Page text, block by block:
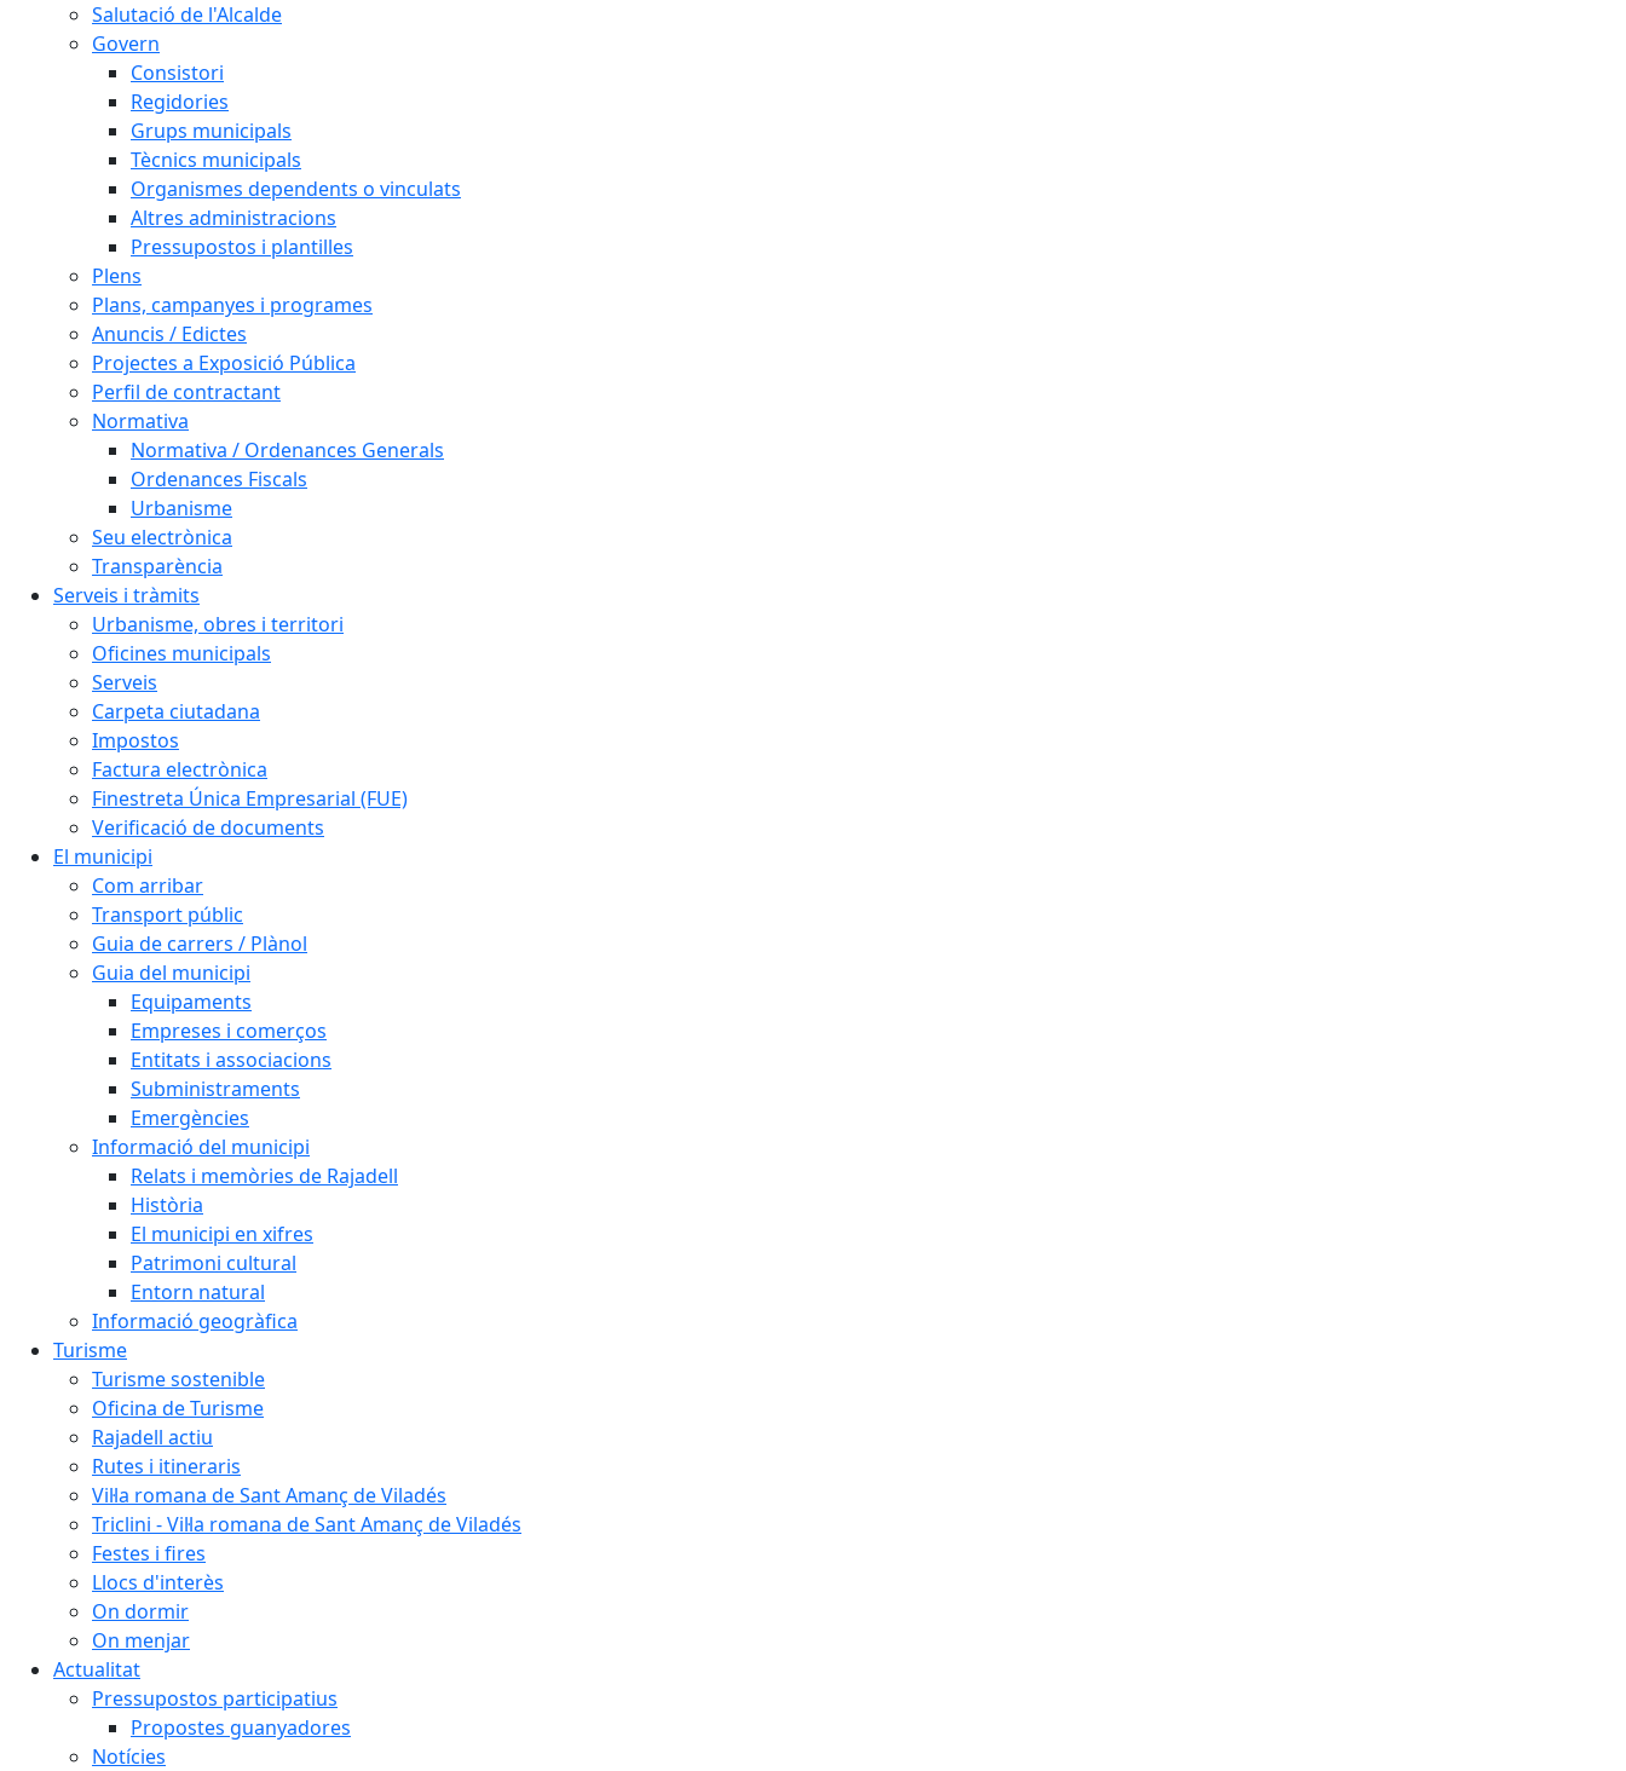
Salutació de l'Alcalde
Govern
Consistori
Regidories
Grups municipals
Tècnics municipals
Organismes dependents o vinculats
Altres administracions
Pressupostos i plantilles
Plens
Plans, campanyes i programes
Anuncis / Edictes
Projectes a Exposició Pública
Perfil de contractant
Normativa
Normativa / Ordenances Generals
Ordenances Fiscals
Urbanisme
Seu electrònica
Transparència
Serveis i tràmits
Urbanisme, obres i territori
Oficines municipals
Serveis
Carpeta ciutadana
Impostos
Factura electrònica
Finestreta Única Empresarial (FUE)
Verificació de documents
El municipi
Com arribar
Transport públic
Guia de carrers / Plànol
Guia del municipi
Equipaments
Empreses i comerços
Entitats i associacions
Subministraments
Emergències
Informació del municipi
Relats i memòries de Rajadell
Història
El municipi en xifres
Patrimoni cultural
Entorn natural
Informació geogràfica
Turisme
Turisme sostenible
Oficina de Turisme
Rajadell actiu
Rutes i itineraris
Vil·la romana de Sant Amanç de Viladés
Triclini - Vil·la romana de Sant Amanç de Viladés
Festes i fires
Llocs d'interès
On dormir
On menjar
Actualitat
Pressupostos participatius
Propostes guanyadores
Notícies